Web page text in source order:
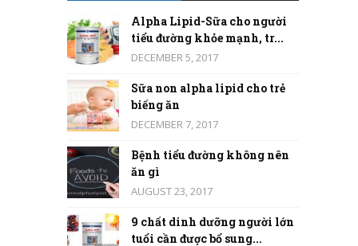
Alpha Lipid-Sữa cho người
tiểu đường khỏe mạnh, tr...
DECEMBER 5, 2017
Sữa non alpha lipid cho trẻ
biếng ăn
DECEMBER 7, 2017
Bệnh tiểu đường không nên
ăn gì
AUGUST 23, 2017
9 chất dinh dưỡng người lớn
tuổi cần được bổ sung...